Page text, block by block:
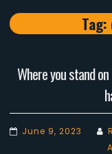
Tag:
Where you stand
June 9, 2023